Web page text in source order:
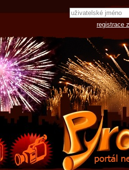
registrace